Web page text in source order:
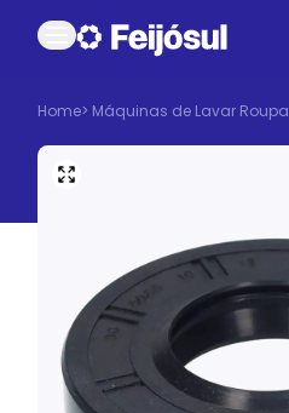
Home> Máquinas de Lavar Roupa